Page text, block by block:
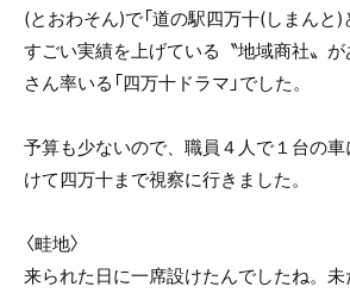
(とおわそん)で「道の駅四万十(しまんと)
すごい実績を上げている〝地域商社〟
さん率いる「四万十ドラマ」でした。
予算も少ないので、職員４人で１台の
けて四万十まで視察に行きました。
〈畦地〉
来られた日に一席設けたんでしたね。